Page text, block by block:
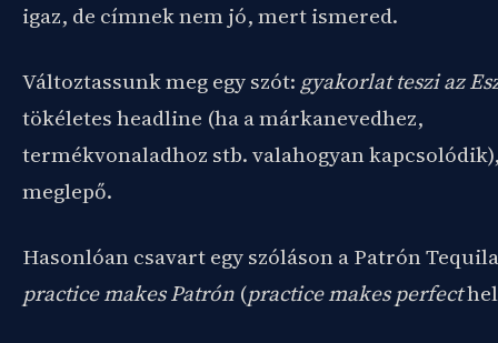
igaz, de címnek nem jó, mert ismered.
Változtassunk meg egy szót: gyakorlat teszi az
tökéletes headline (ha a márkanevedhez,
termékvonaladhoz stb. valahogyan
meglepő.
Hasonlóan csavart egy szóláson a Patrón
practice makes Patrón (practice makes perfect